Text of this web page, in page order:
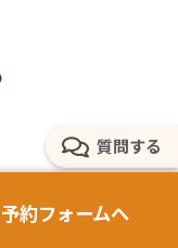
予約フォームへ
質問する